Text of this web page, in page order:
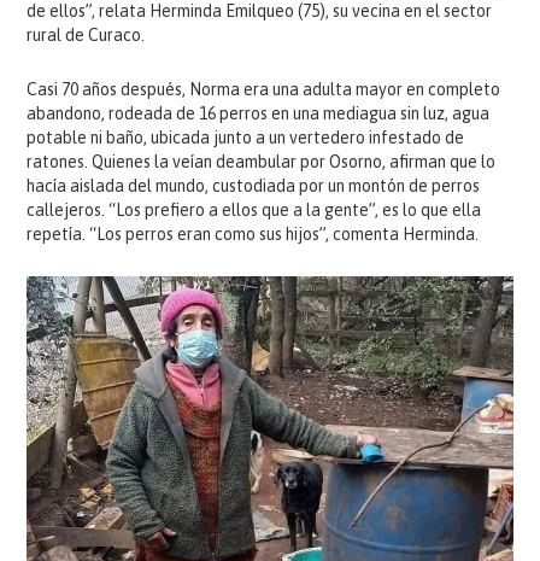
de ellos”, relata Herminda Emilqueo (75), su vecina en el sector
rural de Curaco.
Casi 70 años después, Norma era una adulta mayor en completo
abandono, rodeada de 16 perros en una mediagua sin luz, agua
potable ni baño, ubicada junto a un vertedero infestado de
ratones. Quienes la veían deambular por Osorno, afirman que lo
hacía aislada del mundo, custodiada por un montón de perros
callejeros. “Los prefiero a ellos que a la gente”, es lo que ella
repetía. “Los perros eran como sus hijos”, comenta Herminda.